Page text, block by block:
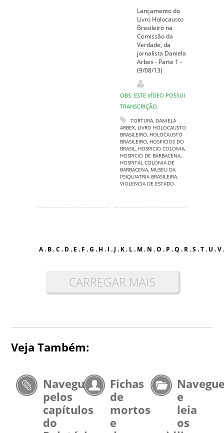
Lançamento do
Livro Holocausto
Brasileiro na
Comissão da
Verdade, da
jornalista Daniela
Arbex - Parte 1 -
(9/08/13)
OBS: ESTE VÍDEO POSSUI
TRANSCRIÇÃO.
TORTURA, DANIELA
ARBEX, LIVRO HOLOCAUSTO
BRASILEIRO, HOLOCAUSTO
BRASILEIRO, HOSPICIOS DO
BRASIL, HOSPICIO COLONIA,
HOSPICIO DE BARBACENA,
HOSPITAL COLONIA DE
BARBACENA, MUSEU DA
PSIQUIATRIA BRASILEIRA,
VIOLENCIA DE ESTADO
A. B.C . D. E . F .G . H. I . J . K. L. M. N .O . P .Q . R.S.T. U .V.
CARREGAR MAIS
Veja Também:
Navegue
pelos
capítulos
do
Fichas
de
mortos
e
e
leia
os